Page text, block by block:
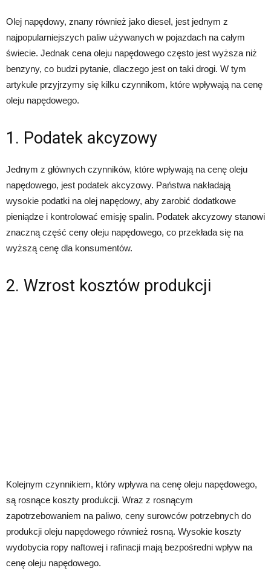
Olej napędowy, znany również jako diesel, jest jednym z
najpopularniejszych paliw używanych w pojazdach na całym
świecie. Jednak cena oleju napędowego często jest wyższa niż
benzyny, co budzi pytanie, dlaczego jest on taki drogi. W tym
artykule przyjrzymy się kilku czynnikom, które wpływają na cenę
oleju napędowego.
1. Podatek akcyzowy
Jednym z głównych czynników, które wpływają na cenę oleju
napędowego, jest podatek akcyzowy. Państwa nakładają
wysokie podatki na olej napędowy, aby zarobić dodatkowe
pieniądze i kontrolować emisję spalin. Podatek akcyzowy stanowi
znaczną część ceny oleju napędowego, co przekłada się na
wyższą cenę dla konsumentów.
2. Wzrost kosztów produkcji
Kolejnym czynnikiem, który wpływa na cenę oleju napędowego,
są rosnące koszty produkcji. Wraz z rosnącym
zapotrzebowaniem na paliwo, ceny surowców potrzebnych do
produkcji oleju napędowego również rosną. Wysokie koszty
wydobycia ropy naftowej i rafinacji mają bezpośredni wpływ na
cenę oleju napędowego.